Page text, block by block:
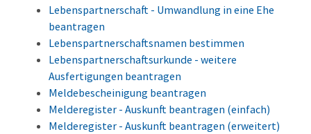
Lebenspartnerschaft - Umwandlung in eine Ehe
beantragen
Lebenspartnerschaftsnamen bestimmen
Lebenspartnerschaftsurkunde - weitere
Ausfertigungen beantragen
Meldebescheinigung beantragen
Melderegister - Auskunft beantragen (einfach)
Melderegister - Auskunft beantragen (erweitert)